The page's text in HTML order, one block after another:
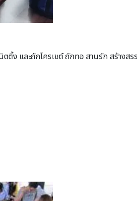
และถักโครเชต์ ถักทอ สานรัก สร้างส